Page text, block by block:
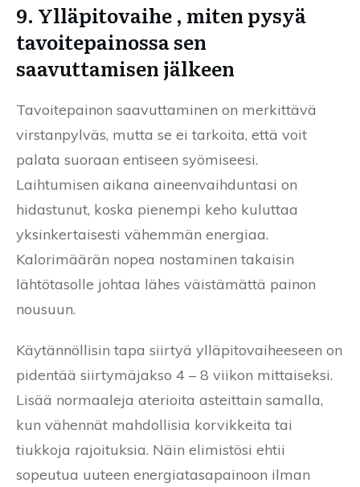
9. Ylläpitovaihe , miten pysyä
tavoitepainossa sen
saavuttamisen jälkeen
Tavoitepainon saavuttaminen on merkittävä
virstanpylväs, mutta se ei tarkoita, että voit
palata suoraan entiseen syömiseesi.
Laihtumisen aikana aineenvaihduntasi on
hidastunut, koska pienempi keho kuluttaa
yksinkertaisesti vähemmän energiaa.
Kalorimäärän nopea nostaminen takaisin
lähtötasolle johtaa lähes väistämättä painon
nousuun.
Käytännöllisin tapa siirtyä ylläpitovaiheeseen on
pidentää siirtymäjakso 4 – 8 viikon mittaiseksi.
Lisää normaaleja aterioita asteittain samalla,
kun vähennät mahdollisia korvikkeita tai
tiukkoja rajoituksia. Näin elimistösi ehtii
sopeutua uuteen energiatasapainoon ilman